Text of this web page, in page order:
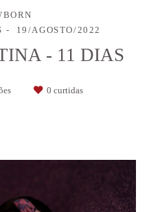
19/AGOSTO/2022
- 11 DIAS
0 curtidas